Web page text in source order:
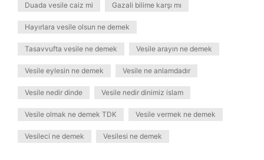
Duada vesile caiz mi Gazali bilime karşı mı
Hayırlara vesile olsun ne demek
Tasavvufta vesile ne demek Vesile arayın ne demek
Vesile eylesin ne demek Vesile ne anlamdadır
Vesile nedir dinde Vesile nedir dinimiz islam
Vesile olmak ne demek TDK Vesile vermek ne demek
Vesileci ne demek Vesilesi ne demek